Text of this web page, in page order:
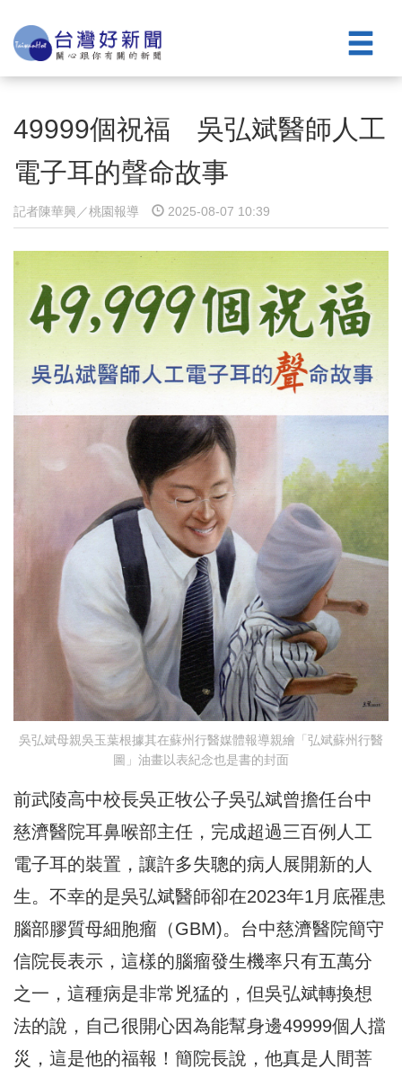
49999個祝福 吳弘斌醫師人工
電子耳的聲命故事
記者陳華興／桃園報導 2025-08-07 10:39
吳弘斌母親吳玉葉根據其在蘇州行醫媒體報導親繪「弘斌蘇州行醫
圖」油畫以表紀念也是書的封面
前武陵高中校長吳正牧公子吳弘斌曾擔任台中
慈濟醫院耳鼻喉部主任，完成超過三百例人工
電子耳的裝置，讓許多失聰的病人展開新的人
生。不幸的是吳弘斌醫師卻在2023年1月底罹患
腦部膠質母細胞瘤（GBM)。台中慈濟醫院簡守
信院長表示，這樣的腦瘤發生機率只有五萬分
之一，這種病是非常兇猛的，但吳弘斌轉換想
法的說，自己很開心因為能幫身邊49999個人擋
災，這是他的福報！簡院長說，他真是人間菩